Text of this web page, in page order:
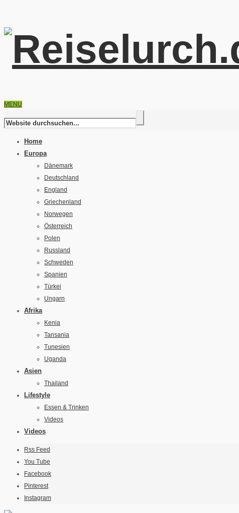
MENU
Home
Europa
Dänemark
Deutschland
England
Griechenland
Norwegen
Österreich
Polen
Russland
Schweden
Spanien
Türkei
Ungarn
Afrika
Kenia
Tansania
Tunesien
Uganda
Asien
Thailand
Lifestyle
Essen & Trinken
Videos
Videos
Rss Feed
You Tube
Facebook
Pinterest
Instagram